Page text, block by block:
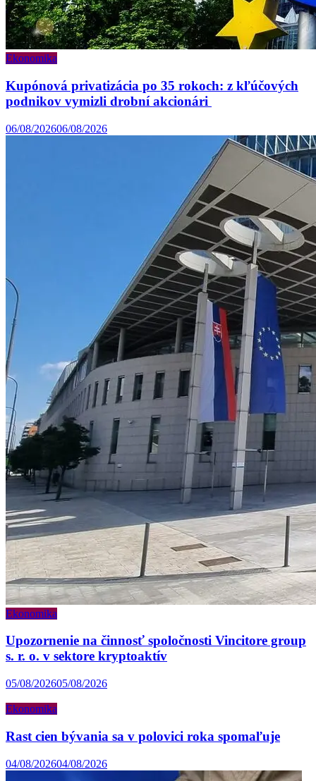
Ekonomika
Kupónová privatizácia po 35 rokoch: z kľúčových
podnikov vymizli drobní akcionári
06/08/202606/08/2026
Ekonomika
Upozornenie na činnosť spoločnosti Vincitore group
s. r. o. v sektore kryptoaktív
05/08/202605/08/2026
Ekonomika
Rast cien bývania sa v polovici roka spomaľuje
04/08/202604/08/2026